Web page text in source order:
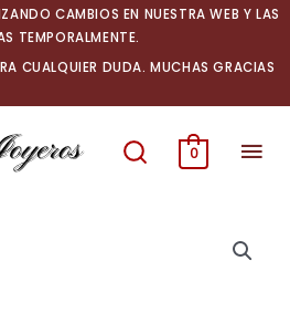
CAMBIOS EN NUESTRA WEB Y LAS
TEMPORALMENTE.
CUALQUIER DUDA. MUCHAS GRACIAS
0